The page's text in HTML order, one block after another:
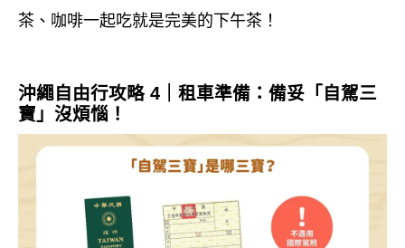
茶、咖啡一起吃就是完美的下午茶！
沖繩自由行攻略 4｜租車準備：備妥「自駕三
寶」沒煩惱！